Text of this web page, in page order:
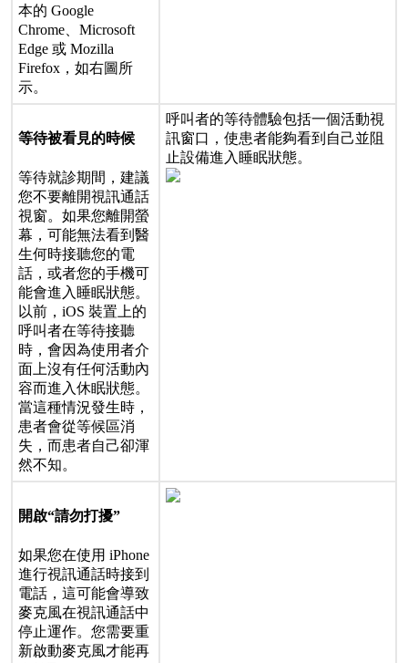
本的 Google
Chrome 、Microsoft
Edge 或 Mozilla
Firefox ，如右圖 所
示。
等待被看見的時候
等待就診期 間 ，建議
您不要離開視訊通話
視窗。如果您離開螢
幕 ，可能無法看到醫
生何時接聽您的電
話 ，或者您的手機可
能會進 入 睡眠狀態。
以前 ，iOS 裝置 上的
呼叫者在等待接聽
時 ，會因為使用者介
面 上沒有任何活動內
容而進 入休眠狀態。
當這種情況發生時 ，
患者會從等候區消
失 ，而患者自己卻渾
然不知。
呼叫者的等待體驗包括一個活動視
訊窗口 ，使患者能夠看到 自己並阻
止設備進 入 睡眠狀態。
開啟“請勿打擾”
如果您在使用 iPhone
進行視訊通話時接到
電話 ，這可能會導致
麥克風在視訊通話中
停止運作。您需要重
新啟動麥克風才能再